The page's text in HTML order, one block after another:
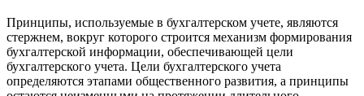
Принципы, используемые в бухгалтерском учете, являются
стержнем, вокруг которого строится механизм формирования
бухгалтерской информации, обеспечивающей цели
бухгалтерского учета. Цели бухгалтерского учета
определяются этапами общественного развития, а принципы